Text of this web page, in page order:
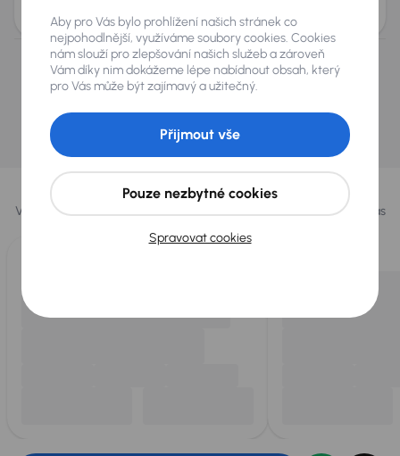
od 3 030 Kč
Nevybrali jste si? Nevadí, na našich pobočkách na
Slovensku a v Polsku můžeme mít podobné vozy,
které hledáte.
Najít podobný vůz
Vybrali jsme pro vás
Vybíráme pro vás tynejlepší vozyz naší nabídky. Každý den pro vás
Aby pro Vás bylo prohlížení našich stránek co
nejpohodlnější, využíváme soubory cookies. Cookies
nám slouží pro zlepšování našich služeb a zároveň
Vám díky nim dokážeme lépe nabídnout obsah, který
pro Vás může být zajímavý a užitečný.
Spravovat cookies
Pouze nezbytné cookies
Přijmout vše